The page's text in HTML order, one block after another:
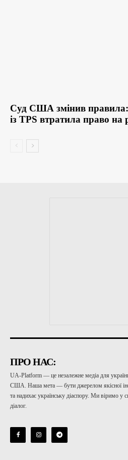
Суд США змінив правила:
із TPS втратила право на
ПРО НАС:
UA-Platform — це незалежне медіа для
США. Наша мета — бути джерелом якісної
та надихає українську діаспору. Ми віримо у
діалог.